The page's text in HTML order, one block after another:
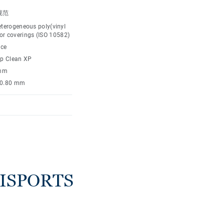
范
poly(vinyl
coverings (ISO 10582)
Clean XP
0.80 mm